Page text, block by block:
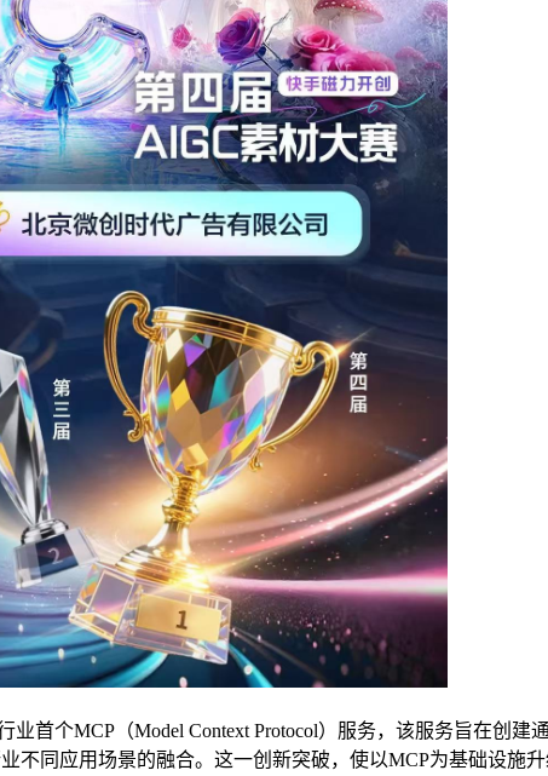
个MCP（Model Context Protocol）服务，该服务旨在创建
同应用场景的融合。这一创新突破，使以MCP为基础设施